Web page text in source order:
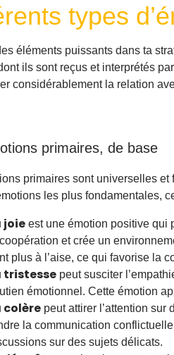
types
éléments puissants dans ta
ils sont reçus et interprétés
considérablement la relation
primaires, de base
primaires sont universelles
les plus fondamentales,
joie est une émotion positive qui
et crée un
plus à l’aise, ce qui favorise la
tristesse peut susciter
émotionnel. Cette émotion
colère peut attirer l’attention
la communication
sur des sujets délicats.